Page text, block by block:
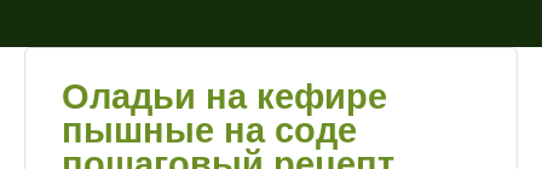
4 5 6 класс
Оладьи на кефире
пышные на соде